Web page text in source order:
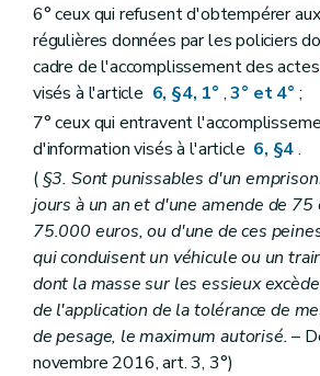
6° ceux qui refusent d'obtempérer
régulières données par les policiers
cadre de l'accomplissement des
visés à l'article 6, §4, 1° ,3° et 4° ;
7° ceux qui entravent
d'information visés à l'article 6, §4.
( §3. Sont punissables d'un
jours à un an et d'une amende de 75
75.000 euros, ou d'une de ces
qui conduisent un véhicule ou un
dont la masse sur les essieux
de l'application de la tolérance de
de pesage, le maximum autorisé.–
novembre 2016, art. 3, 3°)